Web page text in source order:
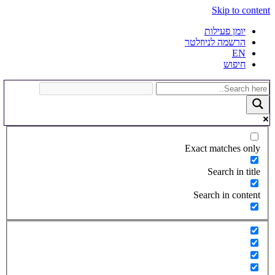
Skip to content
יומן פעילות
הרשמה לניוזלטר
EN
חיפוש
Exact matches only
Search in title
Search in content